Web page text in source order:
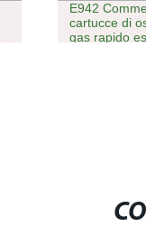
E942
cartucce di
gas rapido